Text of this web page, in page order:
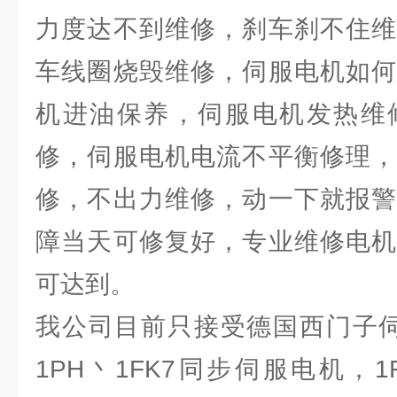
力度达不到维修，刹车刹不住
车线圈烧毁维修，伺服电机如
机进油保养，伺服电机发热维
修，伺服电机电流不平衡修理
修，不出力维修，动一下就报
障当天可修复好，专业维修电
可达到。
我公司目前只接受德国西门子
1PH丶1FK7同步伺服电机，